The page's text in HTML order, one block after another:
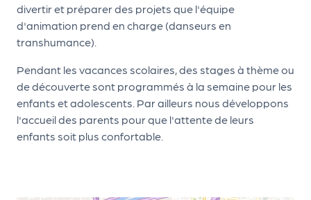
divertir et préparer des projets que l'équipe
d'animation prend en charge (danseurs en
transhumance).
Pendant les vacances scolaires, des stages à thème ou
de découverte sont programmés à la semaine pour les
enfants et adolescents. Par ailleurs nous développons
l'accueil des parents pour que l'attente de leurs
enfants soit plus confortable.
L
e
it
d
e
l'